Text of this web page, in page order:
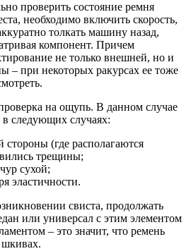
проверить состояние ремня
необходимо включить скорость,
толкать машину назад,
компонент. Причем
не только внешней, но и
– при некоторых ракурсах ее тоже
на ощупь. В данном случае
в следующих случаях:
стороны (где располагаются
трещины;
сухой;
эластичности.
свиста, продолжать
или универсал с этим элементом
– это значит, что ремень
шкивах.